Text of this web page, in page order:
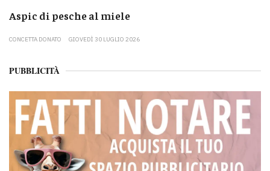
Aspic di pesche al miele
CONCETTA DONATO GIOVEDÌ 30 LUGLIO 2026
PUBBLICITÀ